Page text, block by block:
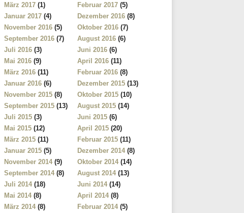
März 2017 (1) Februar 2017 (5)
Januar 2017 (4) Dezember 2016 (8)
November 2016 (5) Oktober 2016 (7)
September 2016 (7) August 2016 (6)
Juli 2016 (3) Juni 2016 (6)
Mai 2016 (9) April 2016 (11)
März 2016 (11) Februar 2016 (8)
Januar 2016 (6) Dezember 2015 (13)
November 2015 (8) Oktober 2015 (10)
September 2015 (13) August 2015 (14)
Juli 2015 (3) Juni 2015 (6)
Mai 2015 (12) April 2015 (20)
März 2015 (11) Februar 2015 (11)
Januar 2015 (5) Dezember 2014 (8)
November 2014 (9) Oktober 2014 (14)
September 2014 (8) August 2014 (13)
Juli 2014 (18) Juni 2014 (14)
Mai 2014 (8) April 2014 (8)
März 2014 (8) Februar 2014 (5)